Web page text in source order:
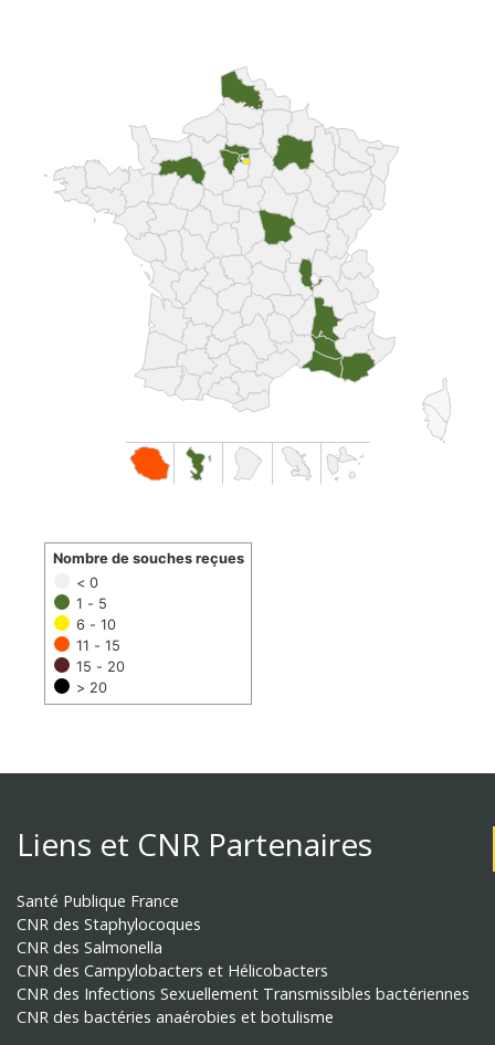
< 0
1 - 5
6 - 10
11 - 15
15 - 20
> 20
Nombre de souches reçues
Liens et CNR Partenaires
Santé Publique France
CNR des Staphylocoques
CNR des Salmonella
CNR des Campylobacters et Hélicobacters
CNR des Infections Sexuellement Transmissibles bactériennes
CNR des bactéries anaérobies et botulisme